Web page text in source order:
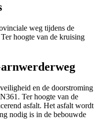
weg tijdens de
hoogte van de kruising
en de doorstroming
Ter hoogte van de
asfalt. Het asfalt wordt
nodig is in de bebouwde